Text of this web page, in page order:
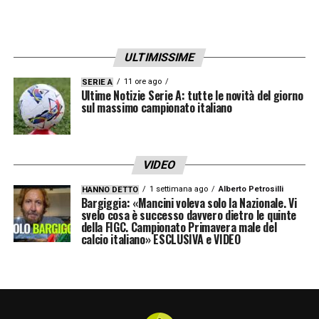
uno: Donnarumma. Non dovevi fartelo
scappare, come Frattesi, per un percorso
italiano. Ora, nello spogliatoio, chi racconta
che cosa è la Juve?».
«Chiellini? Me lo auguro ma
capisco le responsabilità e il periodo di
Giorgio, che non è semplice. Gli voglio tanto
bene, lo vedo tanto magro, gli dico sempre
che deve mangiare qualche bistecca in più
si può fare tutto da solo. Io, da tifoso, ho una
gran paura di non andare in Champions
ULTIMISSIME
SERIE A 11 ore ago
Ultime Notizie Serie A: tutte le novità del giorno
sul massimo campionato italiano
VIDEO
HANNO DETTO 1 settimana ago Alberto Petrosilli
Bargiggia: «Mancini voleva solo la Nazionale. Vi
svelo cosa è successo davvero dietro le quinte
della FIGC. Campionato Primavera male del
calcio italiano» ESCLUSIVA e VIDEO